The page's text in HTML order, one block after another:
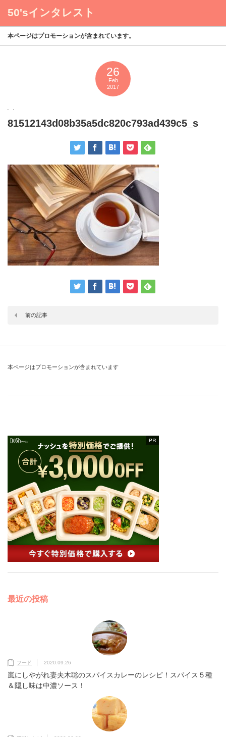
50'sインタレスト
本ページはプロモーションが含まれています。
26
Feb
2017
81512143d08b35a5dc820c793ad439c5_s
前の記事
本ページはプロモーションが含まれています
最近の投稿
フード 2020.09.26
嵐にしやがれ妻夫木聡のスパイスカレーのレシピ！スパイス５種
＆隠し味は中濃ソース！